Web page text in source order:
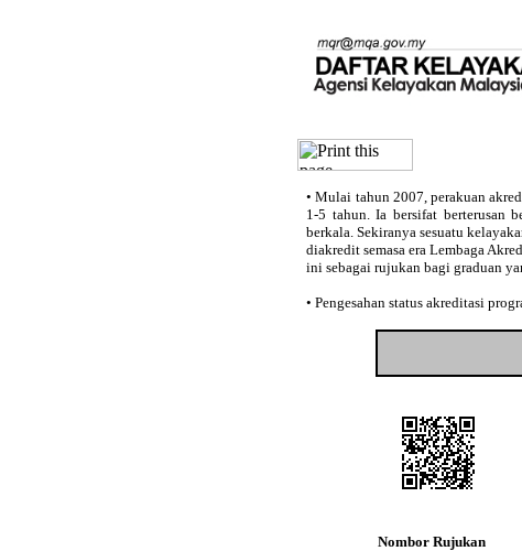
• Mulai tahun 2007, perakuan
1-5 tahun. Ia bersifat berterusan
berkala. Sekiranya sesuatu
diakredit semasa era Lembaga
ini sebagai rujukan bagi graduan
• Pengesahan status akreditasi
Nombor Rujukan